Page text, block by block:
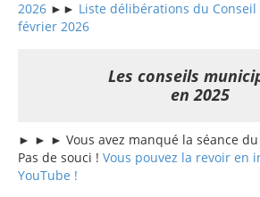
2026 ►► Liste délibérations du
février 2026
Les conseils
en 2025
► ► ► Vous avez manqué la séance
Pas de souci ! Vous pouvez la revoir en
YouTube !